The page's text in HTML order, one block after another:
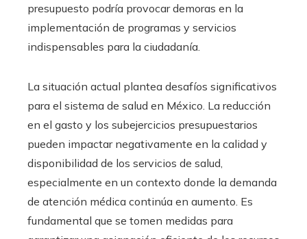
presupuesto podría provocar demoras en la
implementación de programas y servicios
indispensables para la ciudadanía.
La situación actual plantea desafíos significativos
para el sistema de salud en México. La reducción
en el gasto y los subejercicios presupuestarios
pueden impactar negativamente en la calidad y
disponibilidad de los servicios de salud,
especialmente en un contexto donde la demanda
de atención médica continúa en aumento. Es
fundamental que se tomen medidas para